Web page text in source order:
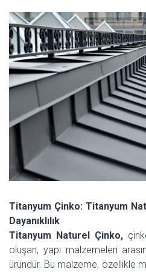
Titanyum Çinko: Titanyum
Dayanıklılık
Titanyum Naturel Çinko,
oluşan, yapı malzemeleri
üründür. Bu malzeme, özellikle